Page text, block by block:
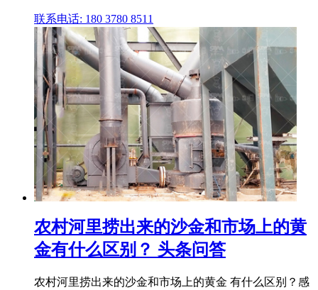
联系电话: 180 3780 8511
农村河里捞出来的沙金和市场上的黄
金有什么区别？ 头条问答
农村河里捞出来的沙金和市场上的黄金 有什么区别？感